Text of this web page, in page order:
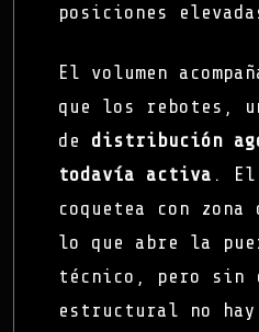
posiciones
El volumen
que los rebotes,
de distribución
todavía activa . El
coquetea con zona
lo que abre la
técnico, pero sin
estructural no